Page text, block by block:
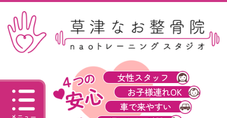
女性スタッフ
お子様連れOK
車で来やすい